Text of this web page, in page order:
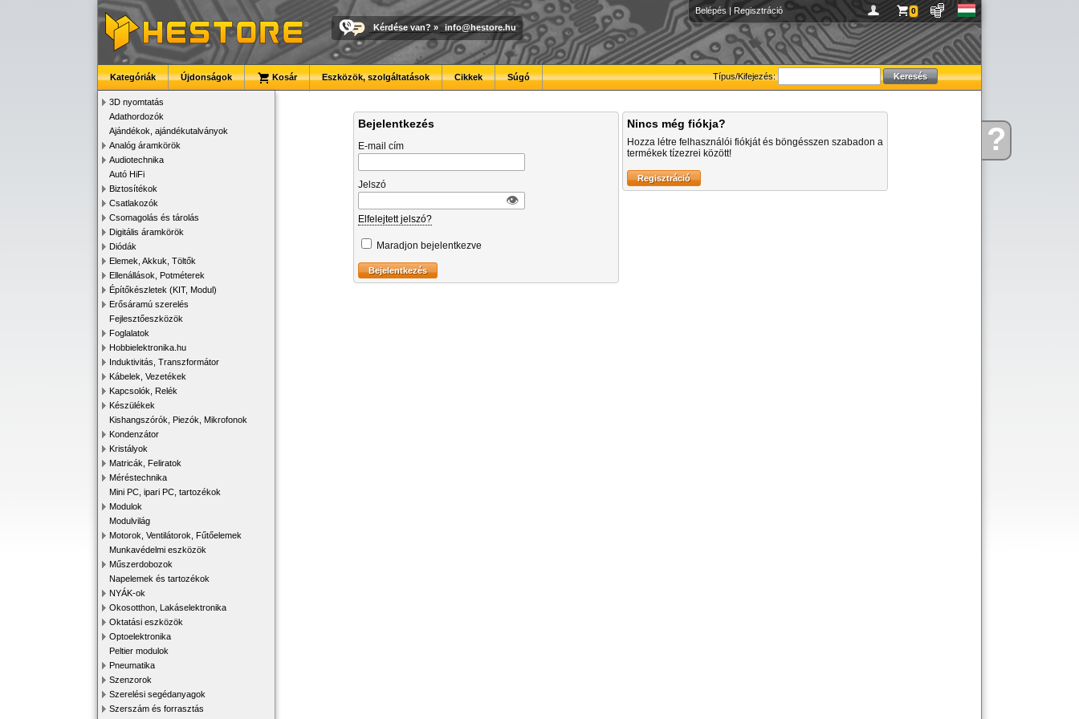
Kérdése?
Belépés | Regisztráció 0
Kérdése van? » info@hestore.hu
Típus/Kifejezés:
Kategóriák Újdonságok Kosár Eszközök, szolgáltatások Cikkek Súgó
3D nyomtatás
Adathordozók
Ajándékok, ajándékutalványok
Analóg áramkörök
Audiotechnika
Autó HiFi
Biztosítékok
Csatlakozók
Csomagolás és tárolás
Digitális áramkörök
Diódák
Elemek, Akkuk, Töltők
Ellenállások, Potméterek
Építőkészletek (KIT, Modul)
Erősáramú szerelés
Fejlesztőeszközök
Foglalatok
Hobbielektronika.hu
Induktivitás, Transzformátor
Kábelek, Vezetékek
Kapcsolók, Relék
Készülékek
Kishangszórók, Piezók, Mikrofonok
Kondenzátor
Kristályok
Matricák, Feliratok
Méréstechnika
Mini PC, ipari PC, tartozékok
Modulok
Modulvilág
Motorok, Ventilátorok, Fűtőelemek
Munkavédelmi eszközök
Műszerdobozok
Napelemek és tartozékok
NYÁK-ok
Okosotthon, Lakáselektronika
Oktatási eszközök
Optoelektronika
Peltier modulok
Pneumatika
Szenzorok
Szerelési segédanyagok
Szerszám és forrasztás
Bejelentkezés
E-mail cím
Jelszó
👁︎
Elfelejtett jelszó?
Maradjon bejelentkezve
Nincs még fiókja?
Hozza létre felhasználói fiókját és böngésszen szabadon a
termékek tízezrei között!